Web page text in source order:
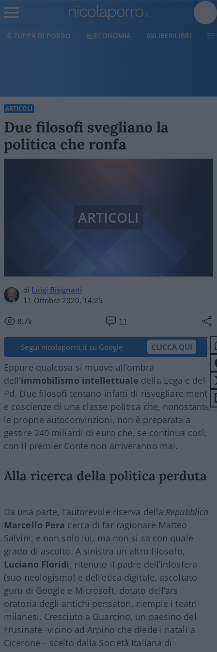
ECONOMIA LIBERILIBRI SHOP SOSTIENICI
ARTICOLI
Due filosofi svegliano la
politica che ronfa
di Luigi Bisignani
11 Ottobre 2020, 14:25
8.7k 11
ARTICOLI
Segui nicolaporro.it su Google CLICCA QUI
Eppure qualcosa si muove all’ombra
dell’immobilismo intellettuale della Lega e del
Pd. Due filosofi tentano infatti di risvegliare menti
e coscienze di una classe politica che, nonostante
le proprie autoconvinzioni, non è preparata a
gestire 240 miliardi di euro che, se continua così,
con il premier Conte non arriveranno mai.
Alla ricerca della politica perduta
Da una parte, l’autorevole riserva della Repubblica
Marcello Pera cerca di far ragionare Matteo
Salvini, e non solo lui, ma non si sa con quale
grado di ascolto. A sinistra un altro filosofo,
Luciano Floridi, ritenuto il padre dell’infosfera
(suo neologismo) e dell’etica digitale, ascoltato
guru di Google e Microsoft, dotato dell’ars
oratoria degli antichi pensatori, riempie i teatri
milanesi. Cresciuto a Guarcino, un paesino del
Frusinate -vicino ad Arpino che diede i natali a
Cicerone – scelto dalla Società Italiana di